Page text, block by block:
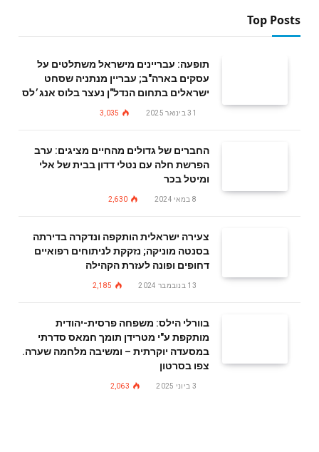
Top Posts
תופעה: עבריינים מישראל משתלטים על
עסקים בארה"ב; עבריין מנתניה שסחט
ישראלים בתחום הנדל"ן נעצר בלוס אנג׳לס
31 בינואר 2025 3,035
החברים של גדולים מהחיים מציגים: ערב
הפרשת חלה עם נטלי דדון בבית של אלי
ומיטל בכר
8 במאי 2024 2,630
צעירה ישראלית הותקפה ונדקרה בדירתה
בסנטה מוניקה; נזקקת לניתוחים רפואיים
דחופים ופונה לעזרת הקהילה
13 בנובמבר 2024 2,185
בוורלי הילס: משפחה פרסית-יהודית
מותקפת ע"י מטרידן תומך חמאס סדרתי
במסעדה יוקרתית – ומשיבה מלחמה שערה.
צפו בסרטון
3 ביוני 2025 2,063